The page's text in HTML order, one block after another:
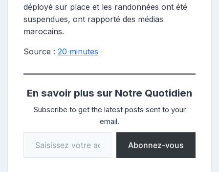
déployé sur place et les randonnées ont été
suspendues, ont rapporté des médias
marocains.
Source : 20 minutes
En savoir plus sur Notre Quotidien
Subscribe to get the latest posts sent to your
email.
Saisissez votre adresse e-mail…
Abonnez-vous